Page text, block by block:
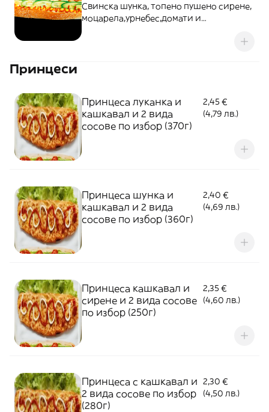
Свинска шунка, топено пушено сирене,
моцарела,урнебес,домати и
Принцеси
Принцеса луканка и
кашкавал и 2 вида
сосове по избор (370г)
2,45 €
(4,79 лв.)
Принцеса шунка и
кашкавал и 2 вида
сосове по избор (360г)
2,40 €
(4,69 лв.)
Принцеса кашкавал и
сирене и 2 вида сосове
по избор (250г)
2,35 €
(4,60 лв.)
Принцеса с кашкавал и
2 вида сосове по избор
(280г)
2,30 €
(4,50 лв.)